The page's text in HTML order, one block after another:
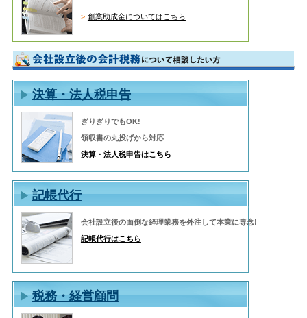
創業助成金についてはこちら
決算・法人税申告
ぎりぎりでもOK!
領収書の丸投げから対応
決算・法人税申告はこちら
記帳代行
会社設立後の面倒な経理業務を外注して本業に専念!
記帳代行はこちら
税務・経営顧問